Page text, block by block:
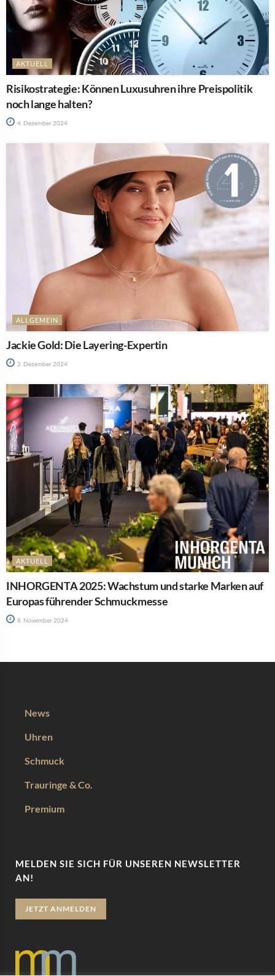
AKTUELL
Risikostrategie: Können Luxusuhren ihre Preispolitik
noch lange halten?
4. Dezember 2024
ALLGEMEIN
Jackie Gold: Die Layering-Expertin
2. Dezember 2024
AKTUELL
INHORGENTA 2025: Wachstum und starke Marken auf
Europas führender Schmuckmesse
8. November 2024
News
Uhren
Schmuck
Trauringe & Co.
Premium
MELDEN SIE SICH FÜR UNSEREN NEWSLETTER
AN!
JETZT ANMELDEN